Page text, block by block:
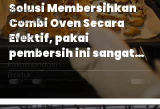
Kitchen
Sparepart
Product
Knowledge
Rekomendasi
Produk
Solusi Membersihkan
Combi Oven Secara
Efektif, pakai
pembersih ini sangat
ampuh!